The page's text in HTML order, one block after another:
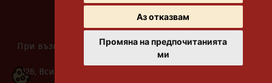
Аз отказвам
Промяна на предпочитанията
ми
При възникване на спор, свързан с покупка онлайн,
можете да ползвате "сайта ОРС"
2026, Всички права запазени.